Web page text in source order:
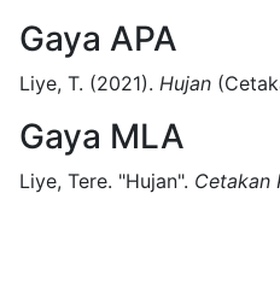
Gaya APA
Liye, T. (2021). Hujan (
Gaya MLA
Liye, Tere. "Hujan". Cetakan